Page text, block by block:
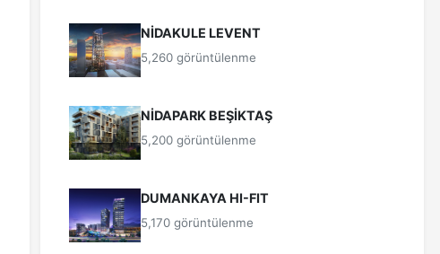
NİDAKULE LEVENT
5,260 görüntülenme
NİDAPARK BEŞİKTAŞ
5,200 görüntülenme
DUMANKAYA HI-FIT
5,170 görüntülenme